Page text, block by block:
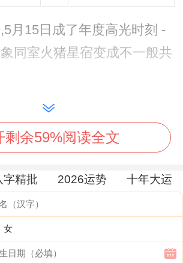
月15日成了年度高光时刻 -
同室火猪星宿变成不一般共
于西南，分外适合共同启动
旅行;双子座得灵感火花同金
力将产生绝佳化学反应！
议选择13-15点（未时）签
月光石项链可增强沟通默
生肖冲煞避忌金牛属蛇者需
剩余59%阅读全文
字精批 2026运势 十年大运
女